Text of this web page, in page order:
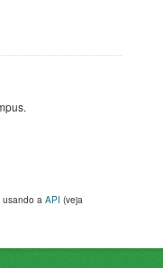
usando a API (veja